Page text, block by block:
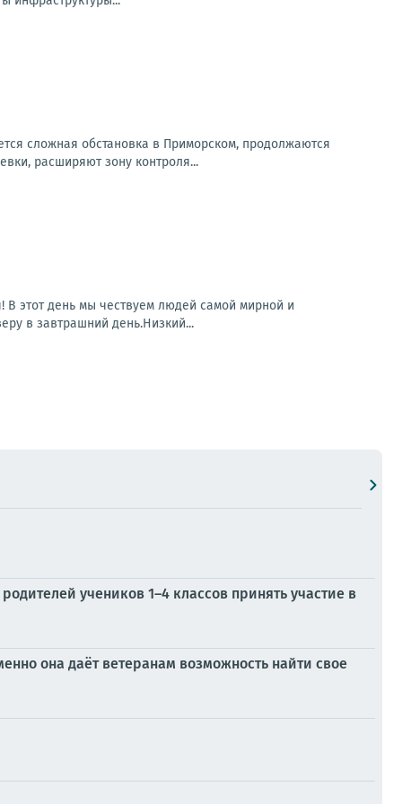
сложная обстановка в Приморском, продолжаются
расширяют зону контроля...
В этот день мы чествуем людей самой мирной и
в завтрашний день.Низкий...
учеников 1–4 классов принять участие в
она даёт ветеранам возможность найти свое